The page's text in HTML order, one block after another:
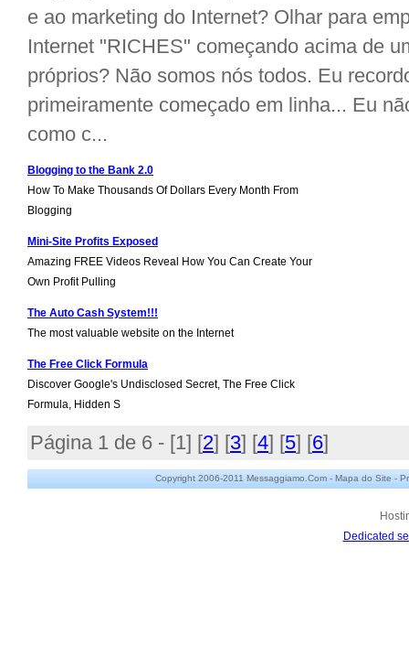
e ao marketing do Internet? Olhar para
Internet "RICHES" começando acima de
próprios? Não somos nós todos. Eu
primeiramente começado em linha... Eu
como c...
Blogging to the Bank 2.0
How To Make Thousands Of Dollars Every Month From
Blogging
Mini-Site Profits Exposed
Amazing FREE Videos Reveal How You Can Create Your
Own Profit Pulling
The Auto Cash System!!!
The most valuable website on the Internet
The Free Click Formula
Discover Google's Undisclosed Secret, The Free Click
Formula, Hidden S
Página 1 de 6 - [1] [2] [3] [4] [5] [6]
Copyright 2006-2011 Messaggiamo.Com - Mapa do Site -
Dedicated